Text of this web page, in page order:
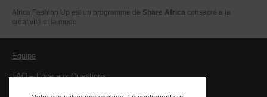
Africa Fashion Up est un programme de Share Africa consacré a la
créativité et la mode
Equipe
FAQ – Foire aux Questions